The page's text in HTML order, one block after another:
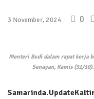
3 November, 2024 0
Menteri Budi dalam rapat kerja
Senayan, Kamis (31/